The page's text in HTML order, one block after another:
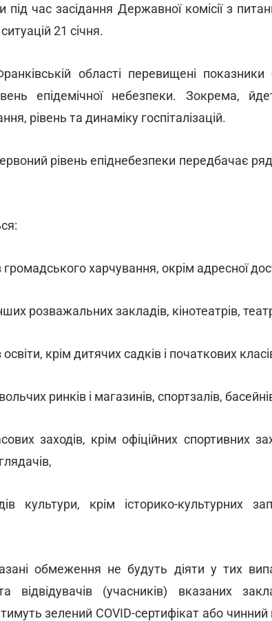
під час засідання Державної комісії з
21 січня.
області перевищені
епідемічної небезпеки. Зокрема,
рівень та динаміку госпіталізацій.
рівень епіднебезпеки передбачає
громадського харчування, окрім адресної
розважальних закладів, кінотеатрів,
крім дитячих садків і початкових
ринків і магазинів, спортзалів,
заходів, крім офіційних спортивних
культури, крім історико-культурних
обмеження не будуть діяти у тих
відвідувачів (учасників) вказаних
зелений COVID-сертифікат або